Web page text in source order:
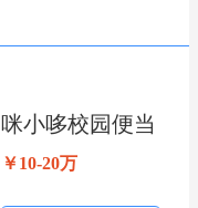
咪小哆校园便当
￥10-20万